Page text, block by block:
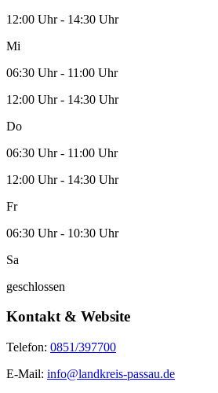
12:00 Uhr - 14:30 Uhr
Mi
06:30 Uhr - 11:00 Uhr
12:00 Uhr - 14:30 Uhr
Do
06:30 Uhr - 11:00 Uhr
12:00 Uhr - 14:30 Uhr
Fr
06:30 Uhr - 10:30 Uhr
Sa
geschlossen
Kontakt & Website
Telefon: 0851/397700
E-Mail: info@landkreis-passau.de